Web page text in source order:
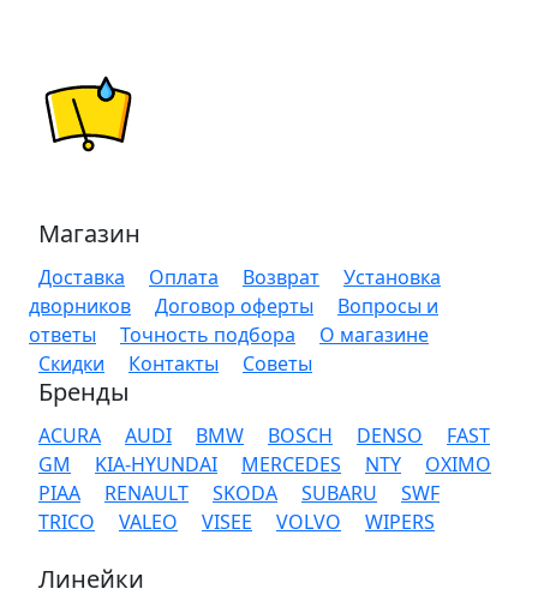
Магазин
Доставка Оплата Возврат
Установка
дворников
Договор оферты
Вопросы и
ответы
Точность подбора
О магазине
Скидки
Контакты Советы
Бренды
ACURA AUDI BMW BOSCH DENSO
FAST
GM
KIA-HYUNDAI MERCEDES NTY
OXIMO
PIAA
RENAULT SKODA SUBARU
SWF
TRICO
VALEO VISEE VOLVO WIPERS
Линейки